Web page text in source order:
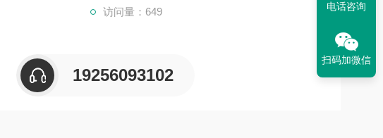
访问量：649
19256093102
电话咨询
扫码加微信